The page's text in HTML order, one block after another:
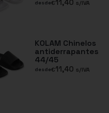
desde€11,40 s/IVA
KOLAM Chinelos
antiderrapantes
44/45
desde€11,40 s/IVA